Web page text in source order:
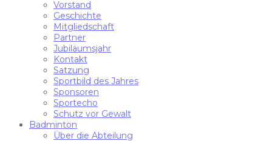
Vorstand
Geschichte
Mitgliedschaft
Partner
Jubiläumsjahr
Kontakt
Satzung
Sportbild des Jahres
Sponsoren
Sportecho
Schutz vor Gewalt
Badminton
Über die Abteilung